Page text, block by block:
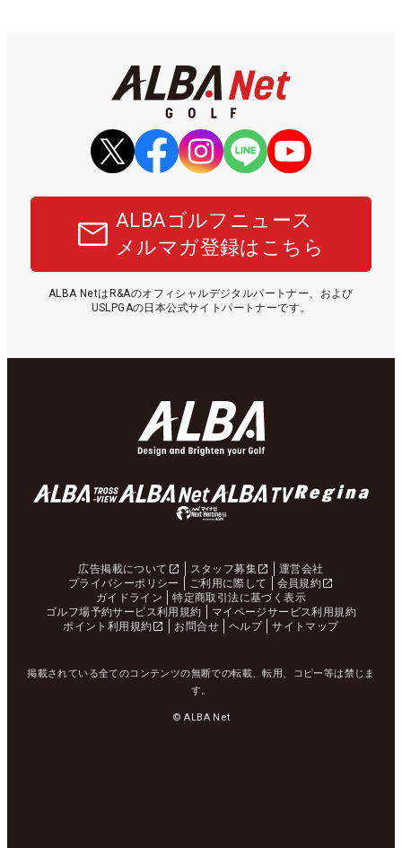
ALBAゴルフニュース
メルマガ登録はこちら
ALBA NetはR&Aのオフィシャルデジタルパートナー、および
USLPGAの日本公式サイトパートナーです。
広告掲載について スタッフ募集
運営会社
プライバシーポリシー
ご利用に際して
会員規約
ガイドライン
特定商取引法に基づく表示
ゴルフ場予約サービス利用規約
マイページサービス利用規約
ポイント利用規約
お問合せ ヘルプ サイトマップ
掲載されている全てのコンテンツの無断での転載、転用、コピー等は禁じま
す。
© ALBA Net